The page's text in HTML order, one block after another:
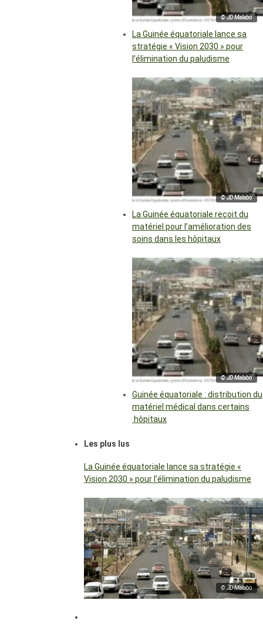
© JD Malabo
La Guinée équatoriale lance sa
stratégie « Vision 2030 » pour
l’élimination du paludisme
© JD Malabo
La Guinée équatoriale reçoit du
matériel pour l’amélioration des
soins dans les hôpitaux
© JD Malabo
Guinée équatoriale : distribution du
matériel médical dans certains
hôpitaux
Les plus lus
La Guinée équatoriale lance sa stratégie «
Vision 2030 » pour l’élimination du paludisme
© JD Malabo